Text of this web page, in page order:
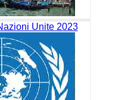
Unite 2023